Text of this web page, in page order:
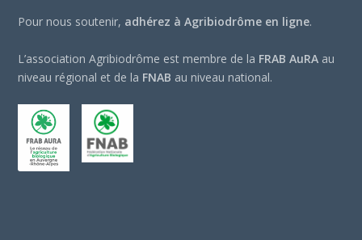
Pour nous soutenir, adhérez à Agribiodrôme en ligne.
L’association Agribiodrôme est membre de la FRAB AuRA au
niveau régional et de la FNAB au niveau national.